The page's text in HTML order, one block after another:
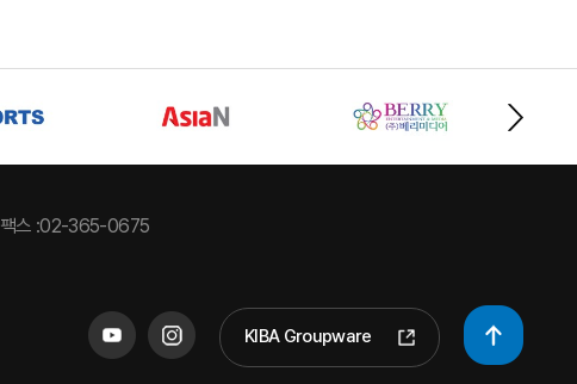
팩스 :02-365-0675
KIBA Groupware